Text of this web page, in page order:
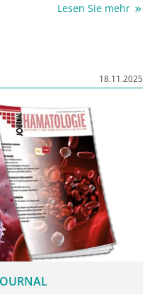
„Sport- und
Lesen Sie mehr
18.11.2025